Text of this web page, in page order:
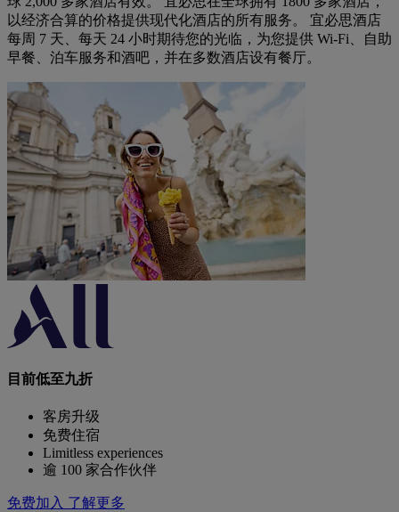
以经济合算的价格提供现代化酒店的所有服务。 宜必思酒店
每周 7 天、每天 24 小时期待您的光临，为您提供 Wi-Fi、自助
早餐、泊车服务和酒吧，并在多数酒店设有餐厅。
目前低至九折
客房升级
免费住宿
Limitless experiences
逾 100 家合作伙伴
免费加入 了解更多